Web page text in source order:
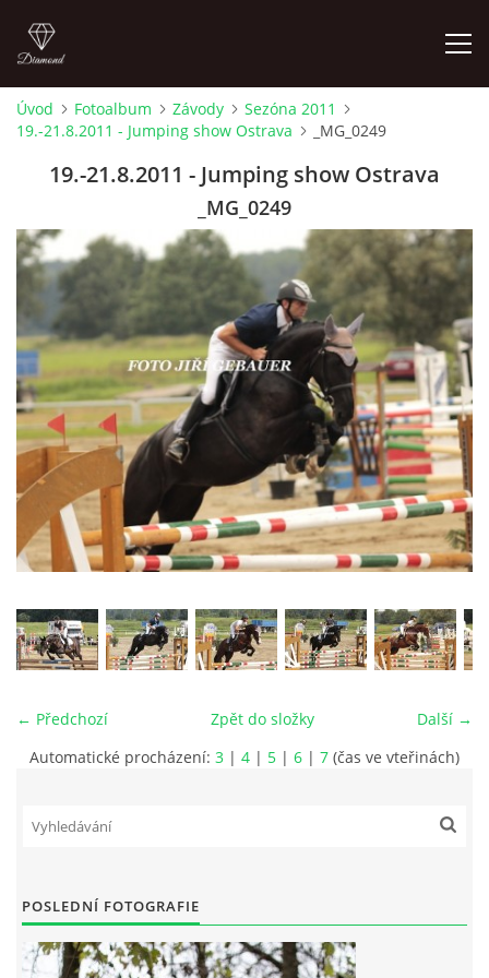
ÚVOD
KONTAKT
SLUŽBY
JEŽDĚNÍ PRO VEŘEJNOST
FOTOALBUM
VIDEA
NOVÝ PŘEKÁŽKOVÝ MATERIÁL
CENÍK SLUŽEB
MORAVSKOSLEZSKÉM KRAJI
NEDOSTAVILI NA PODZIMNÍ BRIGÁDU
Úvod Fotoalbum Závody
Sezóna 2011
19.-21.8.2011 - Jumping show Ostrava
_MG_0249
19.-21.8.2011 - Jumping show Ostrava
_MG_0249
← Předchozí Další →
Zpět do složky
Automatické procházení: 3 | 4 | 5 | 6 | 7 (čas ve vteřinách)
POSLEDNÍ FOTOGRAFIE